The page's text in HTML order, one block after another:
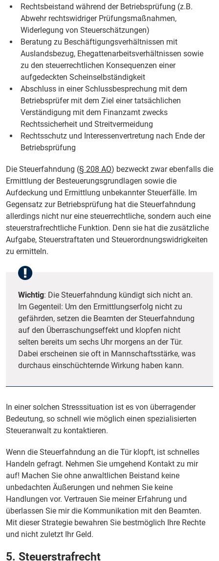
Rechtsbeistand während der Betriebsprüfung (z.B.
Abwehr rechtswidriger Prüfungsmaßnahmen,
Widerlegung von Steuerschätzungen)
Beratung zu Beschäftigungsverhältnissen mit
Auslandsbezug, Ehegattenarbeitsverhältnissen sowie
zu den steuerrechtlichen Konsequenzen einer
aufgedeckten Scheinselbständigkeit
Abschluss in einer Schlussbesprechung mit dem
Betriebsprüfer mit dem Ziel einer tatsächlichen
Verständigung mit dem Finanzamt zwecks
Rechtssicherheit und Streitvermeidung
Rechtsschutz und Interessenvertretung nach Ende der
Betriebsprüfung
Die Steuerfahndung (§ 208 AO) bezweckt zwar ebenfalls die
Ermittlung der Besteuerungsgrundlagen sowie die
Aufdeckung und Ermittlung unbekannter Steuerfälle. Im
Gegensatz zur Betriebsprüfung hat die Steuerfahndung
allerdings nicht nur eine steuerrechtliche, sondern auch eine
steuerstrafrechtliche Funktion. Denn sie hat die zusätzliche
Aufgabe, Steuerstraftaten und Steuerordnungswidrigkeiten
zu ermitteln.
Wichtig: Die Steuerfahndung kündigt sich nicht an.
Im Gegenteil: Um den Ermittlungserfolg nicht zu
gefährden, setzen die Beamten der Steuerfahndung
auf den Überraschungseffekt und klopfen nicht
selten bereits um sechs Uhr morgens an der Tür.
Dabei erscheinen sie oft in Mannschaftsstärke, was
durchaus einschüchternde Wirkung haben kann.
In einer solchen Stresssituation ist es von überragender
Bedeutung, so schnell wie möglich einen spezialisierten
Steueranwalt zu kontaktieren.
Wenn die Steuerfahndung an die Tür klopft, ist schnelles
Handeln gefragt. Nehmen Sie umgehend Kontakt zu mir
auf! Machen Sie ohne anwaltlichen Beistand keine
unbedachten Äußerungen und nehmen Sie keine
Handlungen vor. Vertrauen Sie meiner Erfahrung und
überlassen Sie mir die Kommunikation mit den Beamten.
Mit dieser Strategie bewahren Sie bestmöglich Ihre Rechte
und nicht zuletzt Ihr Geld.
5. Steuerstrafrecht